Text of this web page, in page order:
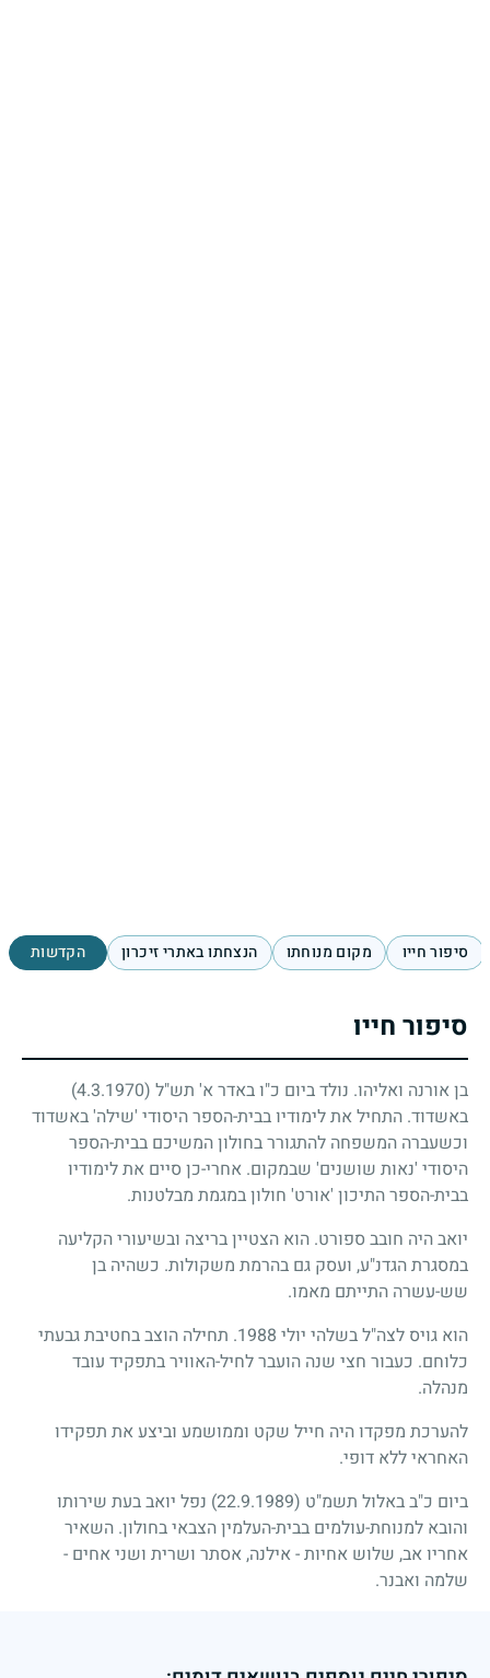
סיפור חייו מקום מנוחתו הנצחתו באתרי זיכרון הקדשות
סיפור חייו
בן אורנה ואליהו. נולד ביום כ"ו באדר א' תש"ל (4.3.1970)
באשדוד. התחיל את לימודיו בבית-הספר היסודי 'שילה' באשדוד
וכשעברה המשפחה להתגורר בחולון המשיכם בבית-הספר
היסודי 'נאות שושנים' שבמקום. אחרי-כן סיים את לימודיו
בבית-הספר התיכון 'אורט' חולון במגמת מבלטנות.
יואב היה חובב ספורט. הוא הצטיין בריצה ובשיעורי הקליעה
במסגרת הגדנ"ע, ועסק גם בהרמת משקולות. כשהיה בן
שש-עשרה התייתם מאמו.
הוא גויס לצה"ל בשלהי יולי 1988. תחילה הוצב בחטיבת גבעתי
כלוחם. כעבור חצי שנה הועבר לחיל-האוויר בתפקיד עובד
מנהלה.
להערכת מפקדו היה חייל שקט וממושמע וביצע את תפקידו
האחראי ללא דופי.
ביום כ"ב באלול תשמ"ט (22.9.1989)
נפל יואב בעת שירותו
והובא למנוחת-עולמים בבית-העלמין הצבאי בחולון. השאיר
אחריו אב, שלוש אחיות - אילנה, אסתר ושרית ושני אחים -
שלמה ואבנר.